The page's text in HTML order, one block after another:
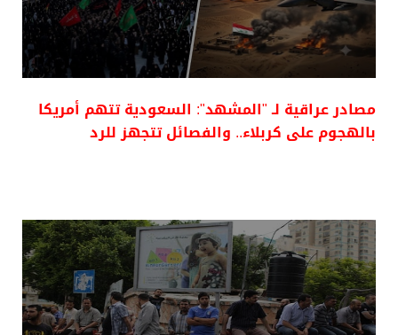
مصادر عراقية لـ "المشهد": السعودية تتهم أمريكا
بالهجوم على كربلاء.. والفصائل تتجهز للرد